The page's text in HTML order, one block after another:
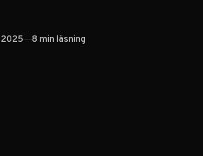
8 min läsning